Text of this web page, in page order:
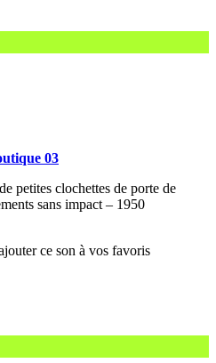
03
petites clochettes de porte de
sans impact – 1950